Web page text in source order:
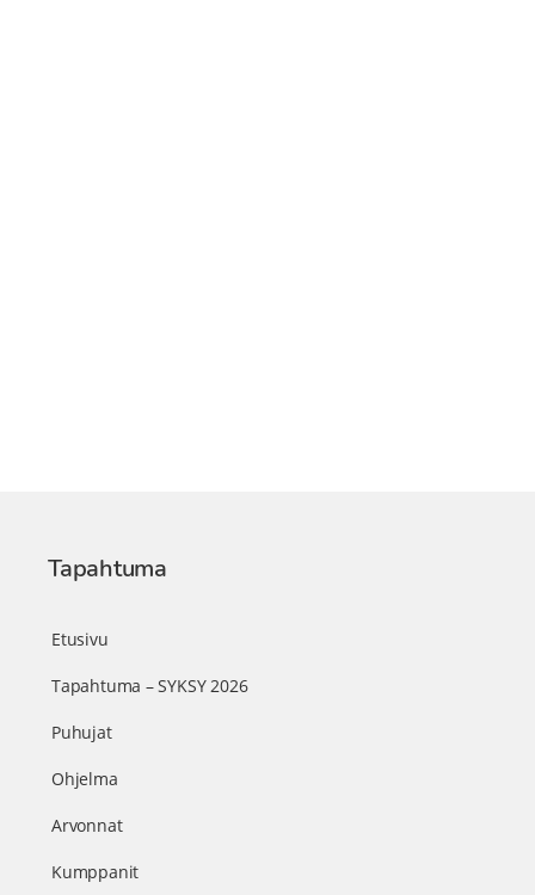
Tapahtuma
Etusivu
Tapahtuma – SYKSY 2026
Puhujat
Ohjelma
Arvonnat
Kumppanit